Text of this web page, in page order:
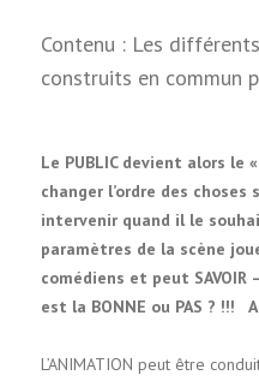
Contenu : Les
construits en commun
Le PUBLIC devient alors le
changer l’ordre des choses
intervenir quand il le
paramètres de la scène
comédiens et peut
est la BONNE ou PAS ? !!! A
L’ANIMATION peut être